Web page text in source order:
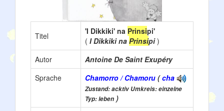
Titel 'I Dikkiki' na Prinsipi'
( I Dikkiki na Prinsipi)
Autor
Antoine De Saint Exupéry
Sprache
Chamorro / Chamoru (cha
Zustand: acktiv Umkreis: einzelne
Typ: leben )